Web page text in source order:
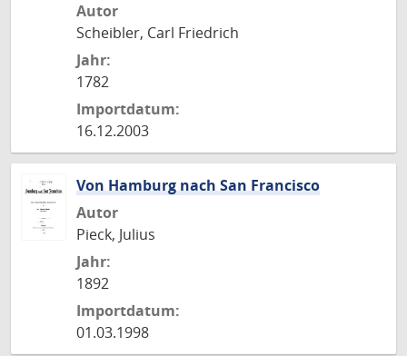
Autor
Scheibler, Carl Friedrich
Jahr:
1782
Importdatum:
16.12.2003
Von Hamburg nach San Francisco
Autor
Pieck, Julius
Jahr:
1892
Importdatum:
01.03.1998